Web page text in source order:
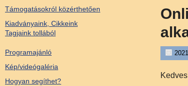
Támogatásokról közérthetően
Kiadványaink, Cikkeink
Tagjaink tollából
Programajánló
Kép/videógaléria
Hogyan segíthet?